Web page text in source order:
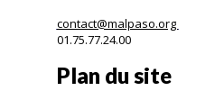
contact@malpaso.org
01.75.77.24.00
Plan du site